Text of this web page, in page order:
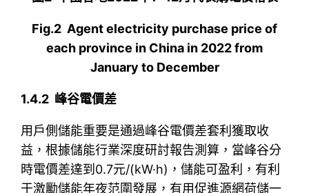
Fig.2 Agent electricity purchase price of
each province in China in 2022 from
January to December
1.4.2 峰谷電價差
用戶側儲能重要是通過峰谷電價差套利獲取收
益，根據儲能行業深度研討報告測算，當峰谷分
時電價差達到0.7元/(kW·h)，儲能可盈利，有利
于激勵儲能年夜范圍發展，有用促進源網荷儲一